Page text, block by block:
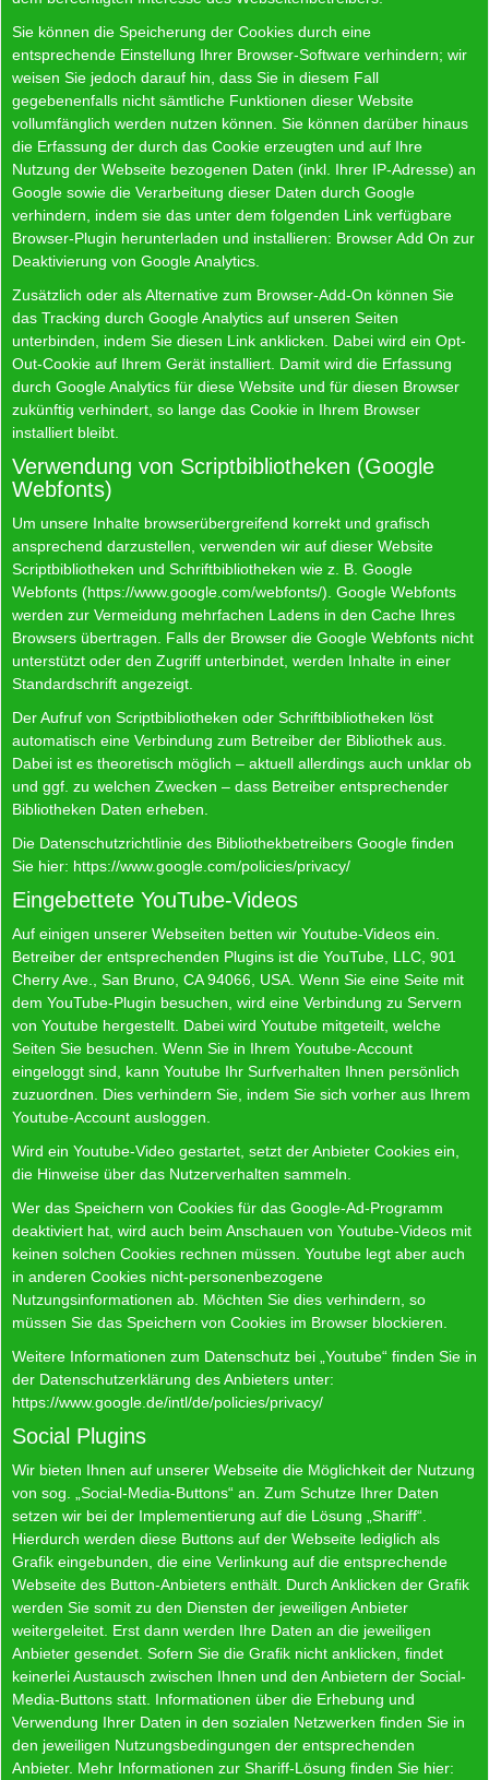
Sie können die Speicherung der Cookies durch eine
entsprechende Einstellung Ihrer Browser-Software verhindern; wir
weisen Sie jedoch darauf hin, dass Sie in diesem Fall
gegebenenfalls nicht sämtliche Funktionen dieser Website
vollumfänglich werden nutzen können. Sie können darüber hinaus
die Erfassung der durch das Cookie erzeugten und auf Ihre
Nutzung der Webseite bezogenen Daten (inkl. Ihrer IP-Adresse) an
Google sowie die Verarbeitung dieser Daten durch Google
verhindern, indem sie das unter dem folgenden Link verfügbare
Browser-Plugin herunterladen und installieren: Browser Add On zur
Deaktivierung von Google Analytics
Zusätzlich oder als Alternative zum Browser-Add-On können Sie
das Tracking durch Google Analytics auf unseren Seiten
unterbinden, indem Sie diesen Link anklicken . Dabei wird ein Opt-
Out-Cookie auf Ihrem Gerät installiert. Damit wird die Erfassung
durch Google Analytics für diese Website und für diesen Browser
zukünftig verhindert, so lange das Cookie in Ihrem Browser
installiert bleibt.
Verwendung von Scriptbibliotheken (Google
Webfonts)
Um unsere Inhalte browserübergreifend korrekt und grafisch
ansprechend darzustellen, verwenden wir auf dieser Website
Scriptbibliotheken und Schriftbibliotheken wie z. B. Google
Webfonts (https://www.google.com/webfonts/). Google Webfonts
werden zur Vermeidung mehrfachen Ladens in den Cache Ihres
Browsers übertragen. Falls der Browser die Google Webfonts nicht
unterstützt oder den Zugriff unterbindet, werden Inhalte in einer
Standardschrift angezeigt.
Der Aufruf von Scriptbibliotheken oder Schriftbibliotheken löst
automatisch eine Verbindung zum Betreiber der Bibliothek aus.
Dabei ist es theoretisch möglich – aktuell allerdings auch unklar ob
und ggf. zu welchen Zwecken – dass Betreiber entsprechender
Bibliotheken Daten erheben.
Die Datenschutzrichtlinie des Bibliothekbetreibers Google finden
Sie hier: https://www.google.com/policies/privacy/
Eingebettete YouTube-Videos
Auf einigen unserer Webseiten betten wir Youtube-Videos ein.
Betreiber der entsprechenden Plugins ist die YouTube, LLC, 901
Cherry Ave., San Bruno, CA 94066, USA. Wenn Sie eine Seite mit
dem YouTube-Plugin besuchen, wird eine Verbindung zu Servern
von Youtube hergestellt. Dabei wird Youtube mitgeteilt, welche
Seiten Sie besuchen. Wenn Sie in Ihrem Youtube-Account
eingeloggt sind, kann Youtube Ihr Surfverhalten Ihnen persönlich
zuzuordnen. Dies verhindern Sie, indem Sie sich vorher aus Ihrem
Youtube-Account ausloggen.
Wird ein Youtube-Video gestartet, setzt der Anbieter Cookies ein,
die Hinweise über das Nutzerverhalten sammeln.
Wer das Speichern von Cookies für das Google-Ad-Programm
deaktiviert hat, wird auch beim Anschauen von Youtube-Videos mit
keinen solchen Cookies rechnen müssen. Youtube legt aber auch
in anderen Cookies nicht-personenbezogene
Nutzungsinformationen ab. Möchten Sie dies verhindern, so
müssen Sie das Speichern von Cookies im Browser blockieren.
Weitere Informationen zum Datenschutz bei „Youtube“ finden Sie in
der Datenschutzerklärung des Anbieters unter:
https://www.google.de/intl/de/policies/privacy/
Social Plugins
Wir bieten Ihnen auf unserer Webseite die Möglichkeit der Nutzung
von sog. „Social-Media-Buttons“ an. Zum Schutze Ihrer Daten
setzen wir bei der Implementierung auf die Lösung „Shariff“.
Hierdurch werden diese Buttons auf der Webseite lediglich als
Grafik eingebunden, die eine Verlinkung auf die entsprechende
Webseite des Button-Anbieters enthält. Durch Anklicken der Grafik
werden Sie somit zu den Diensten der jeweiligen Anbieter
weitergeleitet. Erst dann werden Ihre Daten an die jeweiligen
Anbieter gesendet. Sofern Sie die Grafik nicht anklicken, findet
keinerlei Austausch zwischen Ihnen und den Anbietern der Social-
Media-Buttons statt. Informationen über die Erhebung und
Verwendung Ihrer Daten in den sozialen Netzwerken finden Sie in
den jeweiligen Nutzungsbedingungen der entsprechenden
Anbieter. Mehr Informationen zur Shariff-Lösung finden Sie hier: